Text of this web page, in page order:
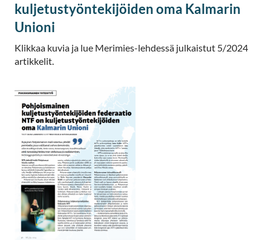
kuljetustyöntekijöiden oma Kalmarin
Unioni
Klikkaa kuvia ja lue Merimies-lehdessä julkaistut 5/2024
artikkelit.